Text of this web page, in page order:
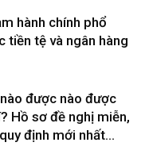
hành chính phổ
tiền tệ và ngân hàng
được nào được
Hồ sơ đề nghị miễn,
định mới nhất...